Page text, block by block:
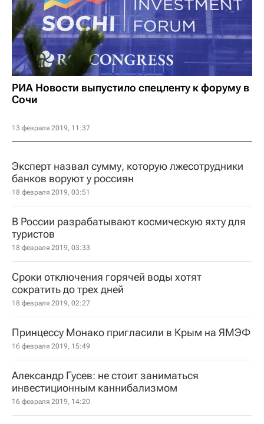
РИА Новости выпустило спецленту к форуму в
Сочи
13 февраля 2019, 11:37
Эксперт назвал сумму, которую лжесотрудники
банков воруют у россиян
18 февраля 2019, 03:51
В России разрабатывают космическую яхту для
туристов
18 февраля 2019, 03:33
Сроки отключения горячей воды хотят
сократить до трех дней
18 февраля 2019, 02:27
Принцессу Монако пригласили в Крым на ЯМЭФ
16 февраля 2019, 15:49
Александр Гусев: не стоит заниматься
инвестиционным каннибализмом
16 февраля 2019, 14:20